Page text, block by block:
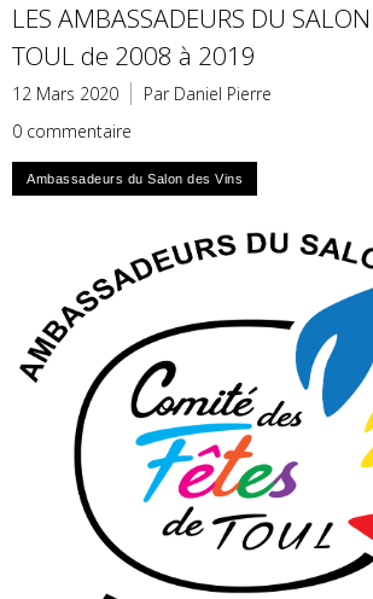
LES AMBASSADEURS DU
TOUL de 2008 à 2019
12 Mars 2020
Par Daniel Pierre
0 commentaire